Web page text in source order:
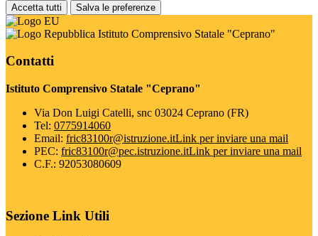
Accetta tutti Salva le preferenze
Istituto Comprensivo Statale "Ceprano"
Contatti
Istituto Comprensivo Statale "Ceprano"
Via Don Luigi Catelli, snc 03024 Ceprano (FR)
Tel: 0775914060
Email: fric83100r@istruzione.itLink per inviare una mail
PEC: fric83100r@pec.istruzione.itLink per inviare una mail
C.F.: 92053080609
Sezione Link Utili